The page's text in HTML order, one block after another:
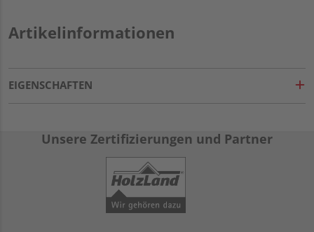
Artikelinformationen
EIGENSCHAFTEN
Unsere Zertifizierungen und Partner